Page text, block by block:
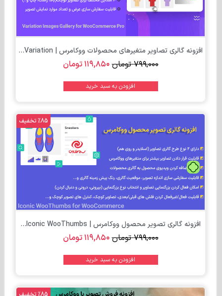
افزونه گالری تصاویر متغیرهای محصولات ووکامرس | Variation...
۷۹۹,۰۰۰ تومان۱۱۹,۸۵۰تومان
افزودن به سبد خرید
تومان
%85 تخفیف
افزونه گالری تصویر محصول ووکامرس | Iconic WooThumbs...
۷۹۹,۰۰۰ تومان۱۱۹,۸۵۰تومان
افزودن به سبد خرید